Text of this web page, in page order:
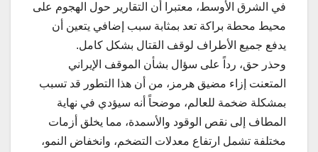
في الشرق الأوسط، معتبرا أن التقارير حول الهجوم على
محيط محطة براكة تعد بمثابة سبب إضافي يتعين أن
يدفع جميع الأطراف لوقف القتال بشكل كامل.
وحذر حق، رداً على سؤال بشأن الموقف الإيراني
المتعنت إزاء مضيق هرمز، من أن هذا التطور قد تسبب
بمشكلة ضخمة للعالم، موضحاً أنه سيؤدي في نهاية
المطاف إلى نقص الوقود والأسمدة، مما يخلق أزمات
مختلفة تشمل ارتفاع معدلات التضخم، وانخفاض النمو،